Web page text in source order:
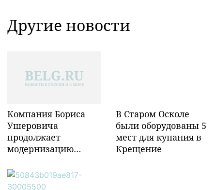
Другие новости
Компания Бориса
Ушеровича
продолжает
модернизацию
инфраструктуры в
Забайкалье
В Старом Осколе
были оборудованы 5
мест для купания в
Крещение